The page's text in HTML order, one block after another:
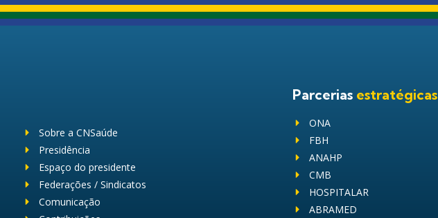
Sobre a CNSaúde
Presidência
Espaço do presidente
Federações / Sindicatos
Comunicação
Parcerias estratégicas
ONA
FBH
ANAHP
CMB
HOSPITALAR
ABRAMED